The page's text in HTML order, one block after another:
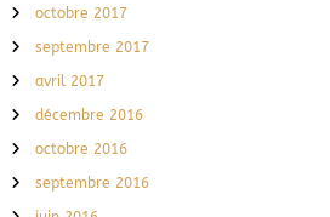
octobre 2017
septembre 2017
avril 2017
décembre 2016
octobre 2016
septembre 2016